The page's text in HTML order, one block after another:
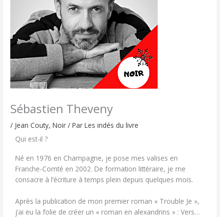
Sébastien Theveny
/ Jean Couty,Noir / ParLes indés du livre
Qui est-il ?
Né en 1976 en Champagne, je pose mes valises en
Franche-Comté en 2002. De formation littéraire, je me
consacre à l’écriture à temps plein depuis quelques mois.
Après la publication de mon premier roman « Trouble Je »,
j’ai eu la folie de créer un « roman en alexandrins » : Vers…